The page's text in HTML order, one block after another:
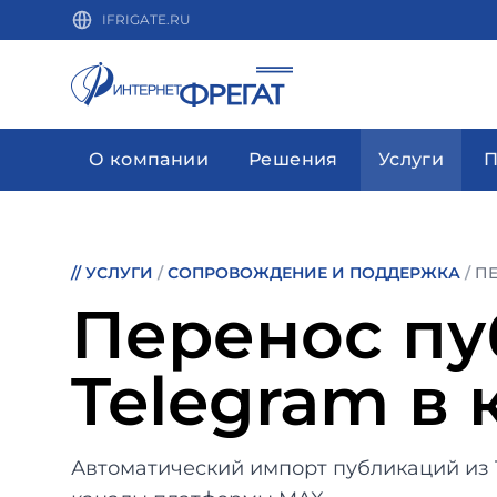
IFRIGATE.RU
О компании Решения Услуги
// УСЛУГИ / СОПРОВОЖДЕНИЕ И ПОДДЕРЖКА /
Перенос
Telegram в
Автоматический импорт публикаций из